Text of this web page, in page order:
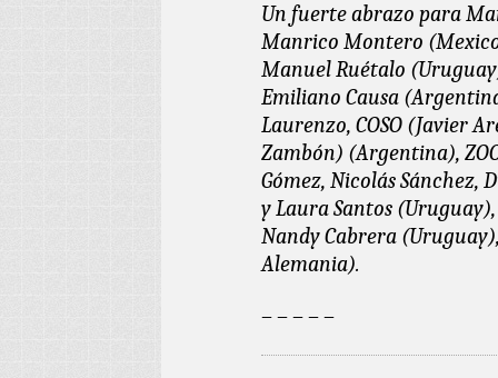
Un fuerte abrazo para
Manrico Montero
Manuel Ruétalo
Emiliano Causa
Laurenzo, COSO (Javier
Zambón) (Argentina),
Gómez, Nicolás Sánchez,
y Laura Santos
Nandy Cabrera
Alemania).
– – – – –